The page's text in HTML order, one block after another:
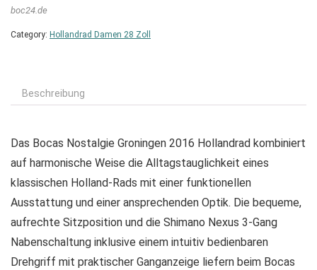
boc24.de
Category: Hollandrad Damen 28 Zoll
Beschreibung
Das Bocas Nostalgie Groningen 2016 Hollandrad kombiniert
auf harmonische Weise die Alltagstauglichkeit eines
klassischen Holland-Rads mit einer funktionellen
Ausstattung und einer ansprechenden Optik. Die bequeme,
aufrechte Sitzposition und die Shimano Nexus 3-Gang
Nabenschaltung inklusive einem intuitiv bedienbaren
Drehgriff mit praktischer Ganganzeige liefern beim Bocas